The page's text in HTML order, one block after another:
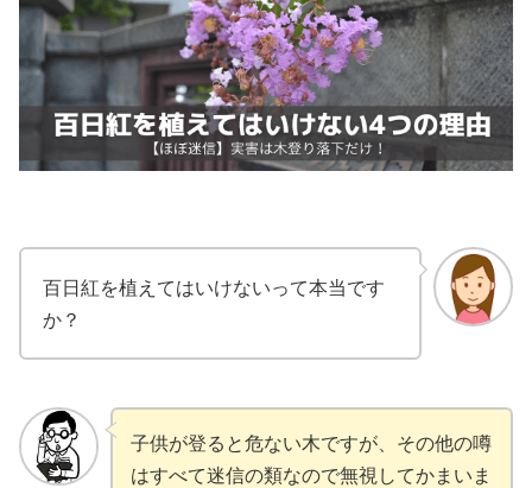
百日紅を植えてはいけないって本当です
か？
子供が登ると危ない木ですが、その他の噂
はすべて迷信の類なので無視してかまいま